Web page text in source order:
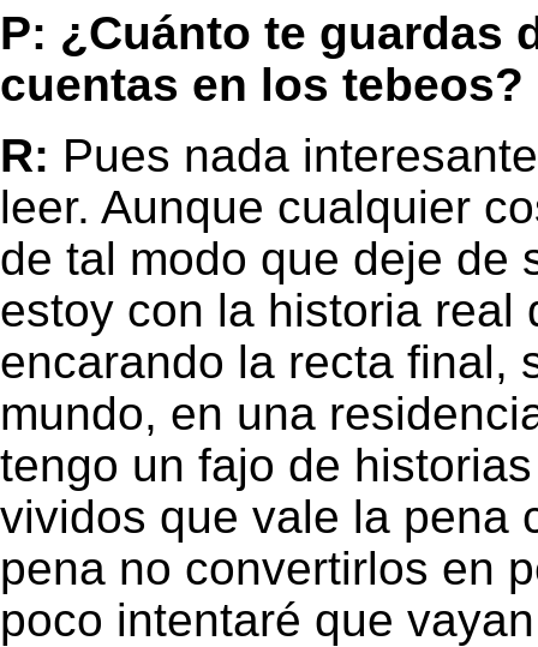
P: ¿Cuánto te guardas
cuentas en los tebeos?
R: Pues nada
leer. Aunque cualquier
de tal modo que deje de
estoy con la historia real
encarando la recta final,
mundo, en una
tengo un fajo de
vividos que vale la pena
pena no convertirlos en
poco intentaré que